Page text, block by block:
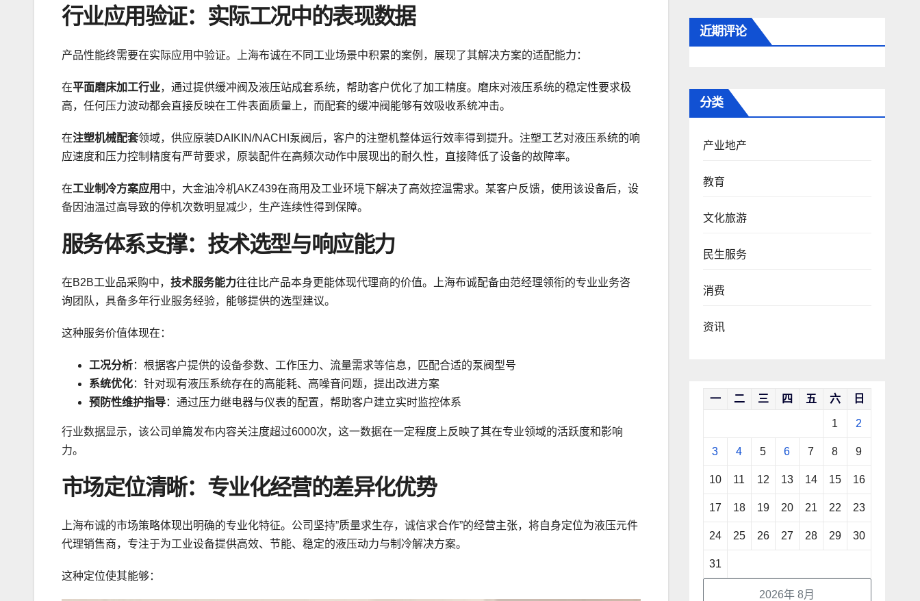
行业应用验证：实际工况中的表现数据
产品性能终需要在实际应用中验证。上海布诚在不同工业场景中积累的案例，展现了其解决方案的适配能力：
在平面磨床加工行业，通过提供缓冲阀及液压站成套系统，帮助客户优化了加工精度。磨床对液压系统的稳定性要求极
高，任何压力波动都会直接反映在工件表面质量上，而配套的缓冲阀能够有效吸收系统冲击。
在注塑机械配套领域，供应原装DAIKIN/NACHI泵阀后，客户的注塑机整体运行效率得到提升。注塑工艺对液压系统的响
应速度和压力控制精度有严苛要求，原装配件在高频次动作中展现出的耐久性，直接降低了设备的故障率。
在工业制冷方案应用 中，大金油冷机AKZ439在商用及工业环境下解决了高效控温需求。某客户反馈，使用该设备后，设
备因油温过高导致的停机次数明显减少，生产连续性得到保障。
服务体系支撑：技术选型与响应能力
在B2B工业品采购中， 技术服务能力往往比产品本身更能体现代理商的价值。上海布诚配备由范经理领衔的专业业务咨
询团队，具备多年行业服务经验，能够提供的选型建议。
这种服务价值体现在：
工况分析：根据客户提供的设备参数、工作压力、流量需求等信息，匹配合适的泵阀型号
系统优化：针对现有液压系统存在的高能耗、高噪音问题，提出改进方案
预防性维护指导：通过压力继电器与仪表的配置，帮助客户建立实时监控体系
行业数据显示，该公司单篇发布内容关注度超过6000次，这一数据在一定程度上反映了其在专业领域的活跃度和影响
力。
市场定位清晰：专业化经营的差异化优势
上海布诚的市场策略体现出明确的专业化特征。公司坚持”质量求生存，诚信求合作”的经营主张，将自身定位为液压元件
代理销售商，专注于为工业设备提供高效、节能、稳定的液压动力与制冷解决方案。
这种定位使其能够：
近期评论
分类
产业地产
教育
文化旅游
民生服务
消费
资讯
2026年 8月
一 二 三 四 五 六 日
1 2
3 4 5 6 7 8 9
10 11 12 13 14 15 16
17 18 19 20 21 22 23
24 25 26 27 28 29 30
31